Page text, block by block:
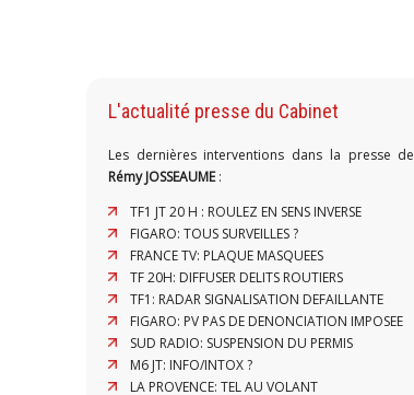
L'actualité presse du Cabinet
Les dernières interventions dans la presse de
Rémy JOSSEAUME:
TF1 JT 20 H : ROULEZ EN SENS INVERSE
FIGARO: TOUS SURVEILLES ?
FRANCE TV: PLAQUE MASQUEES
TF 20H: DIFFUSER DELITS ROUTIERS
TF1: RADAR SIGNALISATION DEFAILLANTE
FIGARO: PV PAS DE DENONCIATION IMPOSEE
SUD RADIO: SUSPENSION DU PERMIS
M6 JT: INFO/INTOX ?
LA PROVENCE: TEL AU VOLANT